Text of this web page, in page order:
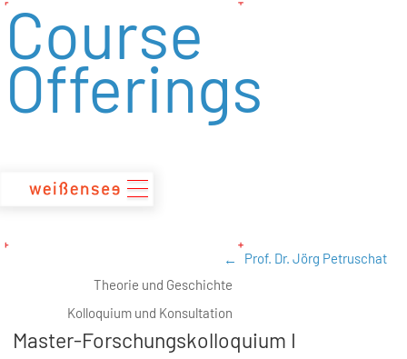
zum
Inhalt
Course
Offerings
Prof. Dr. Jörg Petruschat
Theorie und Geschichte
Kolloquium und Konsultation
Master-Forschungskolloquium I